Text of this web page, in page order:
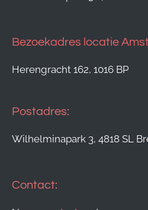
Bezoekadres locatie
Herengracht 162, 1016 BP
Postadres:
Wilhelminapark 3, 4818 SL
Contact: